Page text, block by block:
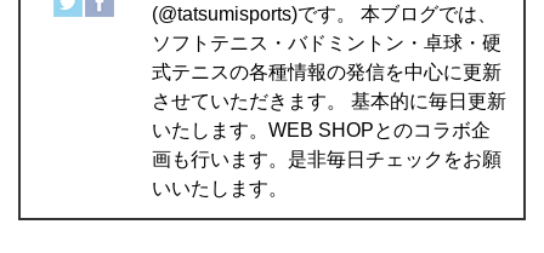
(@tatsumisports)です。 本ブログでは、
ソフトテニス・バドミントン・卓球・硬
式テニスの各種情報の発信を中心に更新
させていただきます。 基本的に毎日更新
いたします。WEB SHOPとのコラボ企
画も行います。是非毎日チェックをお願
いいたします。